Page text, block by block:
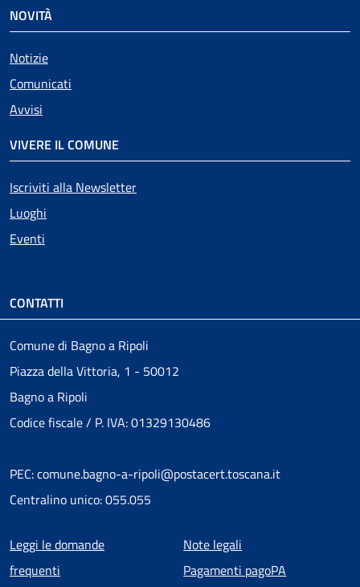
NOVITÀ
Notizie
Comunicati
Avvisi
VIVERE IL COMUNE
Iscriviti alla Newsletter
Luoghi
Eventi
CONTATTI
Comune di Bagno a Ripoli
Piazza della Vittoria, 1 - 50012
Bagno a Ripoli
Codice fiscale / P. IVA: 01329130486
PEC: comune.bagno-a-ripoli@postacert.toscana.it
Centralino unico: 055.055
Menu piè di pagina
Leggi le domande
frequenti
Note legali
Pagamenti pagoPA